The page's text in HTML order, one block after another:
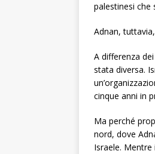
palestinesi che
Adnan,
A differenza
stata diversa.
cinque anni in
Ma perché
nord, dove
Israele.